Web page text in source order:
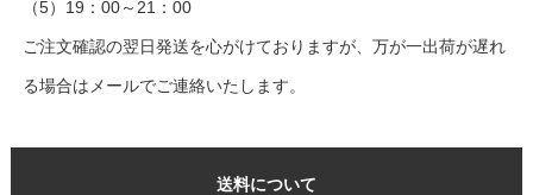
（5）19：00～21：00
ご注文確認の翌日発送を心がけておりますが、万が一出荷が遅れ
る場合はメールでご連絡いたします。
送料について